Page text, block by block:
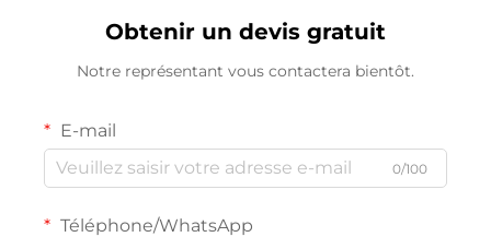
Obtenir un devis gratuit
Notre représentant vous contactera bientôt.
E-mail
0/100
Téléphone/WhatsApp